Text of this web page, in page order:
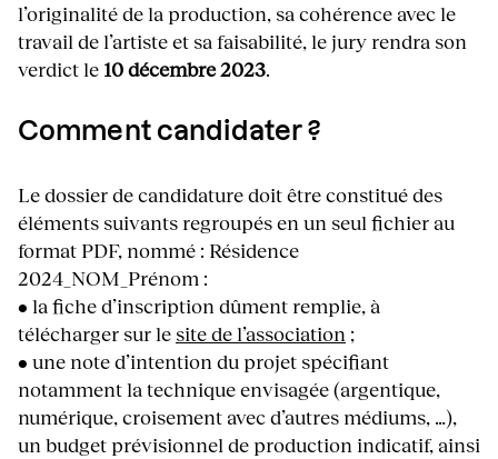
l’originalité de la production, sa cohérence avec le
travail de l’artiste et sa faisabilité, le jury rendra son
verdict le 10 décembre 2023.
Comment candidater ?
Le dossier de candidature doit être constitué des
éléments suivants regroupés en un seul fichier au
format PDF, nommé : Résidence
2024_NOM_Prénom :
• la fiche d’inscription dûment remplie, à
télécharger sur le site de l’association ;
• une note d’intention du projet spécifiant
notamment la technique envisagée (argentique,
numérique, croisement avec d’autres médiums, …),
un budget prévisionnel de production indicatif, ainsi